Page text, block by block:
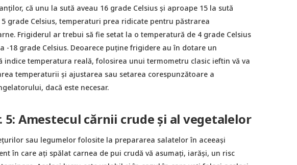
că unu la sută aveau 16 grade Celsius şi aproape 15 la sută
grade Celsius, temperaturi prea ridicate pentru păstrarea
Frigiderul ar trebui să fie setat la o temperatură de 4 grade Celsius
-18 grade Celsius. Deoarece puține frigidere au în dotare un
indice temperatura reală, folosirea unui termometru clasic ieftin vă va
temperaturii şi ajustarea sau setarea corespunzătoare a
dacă este necesar.
5: Amestecul cărnii crude și al vegetalelor
sau legumelor folosite la prepararea salatelor în aceeași
în care ați spălat carnea de pui crudă vă asumați, iarăși, un risc